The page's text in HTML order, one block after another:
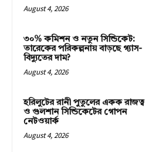
August 4, 2026
৩০% কমিশন ও নতুন সিন্ডিকেট:
তারেকের পরিকল্পনায় বাড়ছে গ্যাস-
বিদ্যুতের দাম?
August 4, 2026
হরিলুটের রানী পুতুলের একক রাজত্ব
ও গুলশান সিন্ডিকেটের গোপন
নেটওয়ার্ক
August 4, 2026